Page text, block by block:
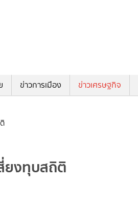
ข่าวการเมือง ข่าวเศรษฐกิจ
ยงทุบสถิติ